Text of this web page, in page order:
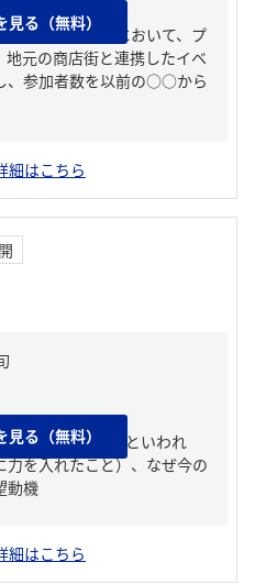
プロジェクトにおいて、プ
元の商店街と連携したイベ
参加者数を以前の○○から
る（無料）
細はこちら
りからどんな人といわれ
を入れたこと）、なぜ今の
動機
る（無料）
細はこちら